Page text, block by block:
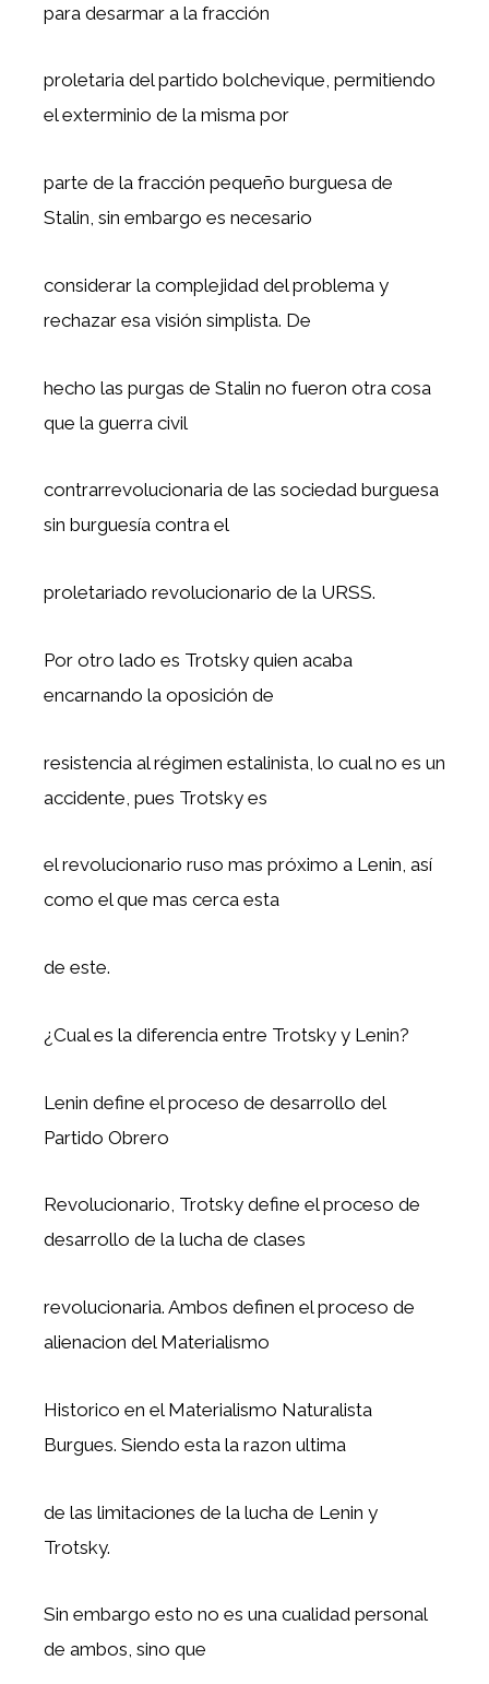
para desarmar a la fracción
proletaria del partido bolchevique, permitiendo
el exterminio de la misma por
parte de la fracción pequeño burguesa de
Stalin, sin embargo es necesario
considerar la complejidad del problema y
rechazar esa visión simplista. De
hecho las purgas de Stalin no fueron otra cosa
que la guerra civil
contrarrevolucionaria de las sociedad burguesa
sin burguesía contra el
proletariado revolucionario de la URSS.
Por otro lado es Trotsky quien acaba
encarnando la oposición de
resistencia al régimen estalinista, lo cual no es un
accidente, pues Trotsky es
el revolucionario ruso mas próximo a Lenin, así
como el que mas cerca esta
de este.
¿Cual es la diferencia entre Trotsky y Lenin?
Lenin define el proceso de desarrollo del
Partido Obrero
Revolucionario, Trotsky define el proceso de
desarrollo de la lucha de clases
revolucionaria. Ambos definen el proceso de
alienacion del Materialismo
Historico en el Materialismo Naturalista
Burgues. Siendo esta la razon ultima
de las limitaciones de la lucha de Lenin y
Trotsky.
Sin embargo esto no es una cualidad personal
de ambos, sino que